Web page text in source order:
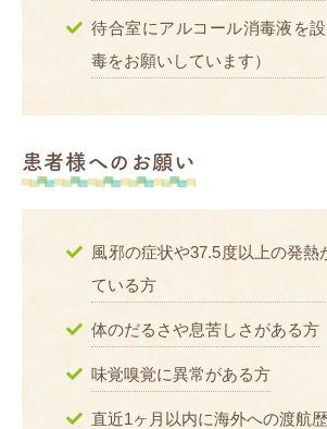
待合室にアルコール消毒液を
毒をお願いしています）
患者様へのお願い
風邪の症状や37.5度以上の発熱
ている方
体のだるさや息苦しさがある方
味覚嗅覚に異常がある方
直近1ヶ月以内に海外への渡航